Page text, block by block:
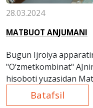
28.03.2024
MATBUOT ANJUMANI
Bugun Ijroiya
"O‘zmetkombinat"
hisoboti yuzasidan
Batafsil